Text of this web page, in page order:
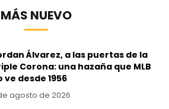
MÁS NUEVO
Álvarez, a las puertas de la
Corona: una hazaña que MLB
ve desde 1956
agosto de 2026